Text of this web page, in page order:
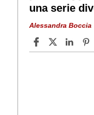
una serie
Alessandra Boccia